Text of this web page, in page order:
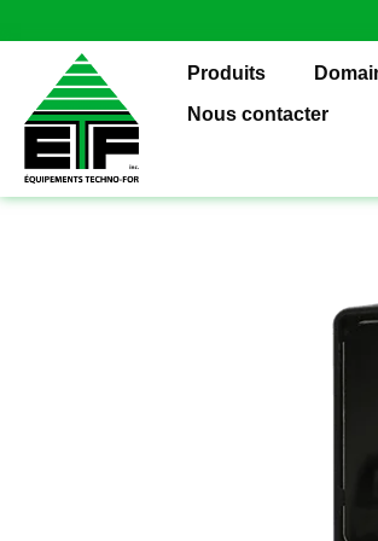
Produits
Nous contacter